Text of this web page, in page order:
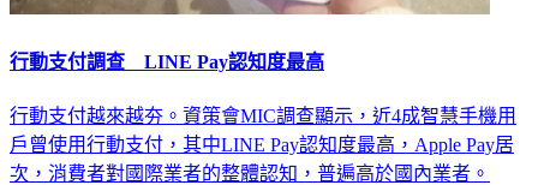
行動支付調查 LINE Pay認知度最高
行動支付越來越夯。資策會MIC調查顯示，近4成智慧手機用
戶曾使用行動支付，其中LINE Pay認知度最高，Apple Pay居
次，消費者對國際業者的整體認知，普遍高於國內業者。